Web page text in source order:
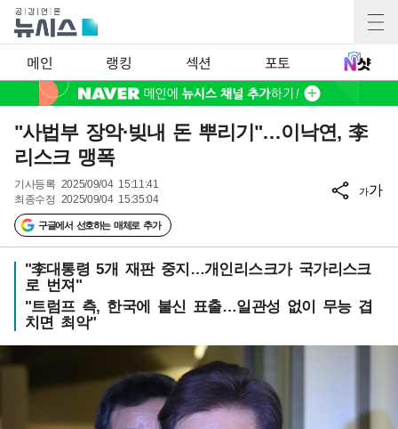
메인 랭킹 섹션 포토
"사법부 장악·빚내 돈 뿌리기"…이낙연, 李
리스크 맹폭
기사등록 2025/09/04 15:11:41
최종수정 2025/09/04 15:35:04
구글에서 선호하는 매체로 추가
가가
"李대통령 5개 재판 중지…개인리스크가 국가리스크
로 번져"
"트럼프 측, 한국에 불신 표출…일관성 없이 무능 겹
치면 최악"